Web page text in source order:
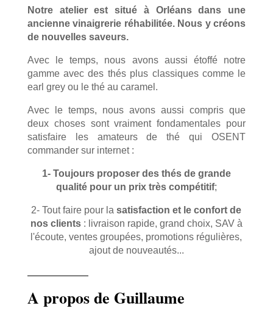
Notre atelier est situé à Orléans dans une
ancienne vinaigrerie réhabilitée. Nous y créons
de nouvelles saveurs.
Avec le temps, nous avons aussi étoffé notre
gamme avec des thés plus classiques comme le
earl grey ou le thé au caramel.
Avec le temps, nous avons aussi compris que
deux choses sont vraiment fondamentales pour
satisfaire les amateurs de thé qui OSENT
commander sur internet :
1- Toujours proposer des thés de grande
qualité pour un prix très compétitif;
2- Tout faire pour lasatisfaction et le confort de
nos clients: livraison rapide, grand choix, SAV à
l'écoute, ventes groupées, promotions régulières,
ajout de nouveautés...
A propos de Guillaume